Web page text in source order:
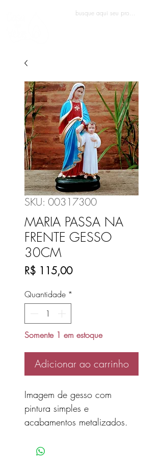
SKU: 00317300
MARIA PASSA NA
FRENTE GESSO
30CM
R$ 115,00Preço
Quantidade *
Somente 1 em estoque
Adicionar ao carrinho
Imagem de gesso com
pintura simples e
acabamentos metalizados.